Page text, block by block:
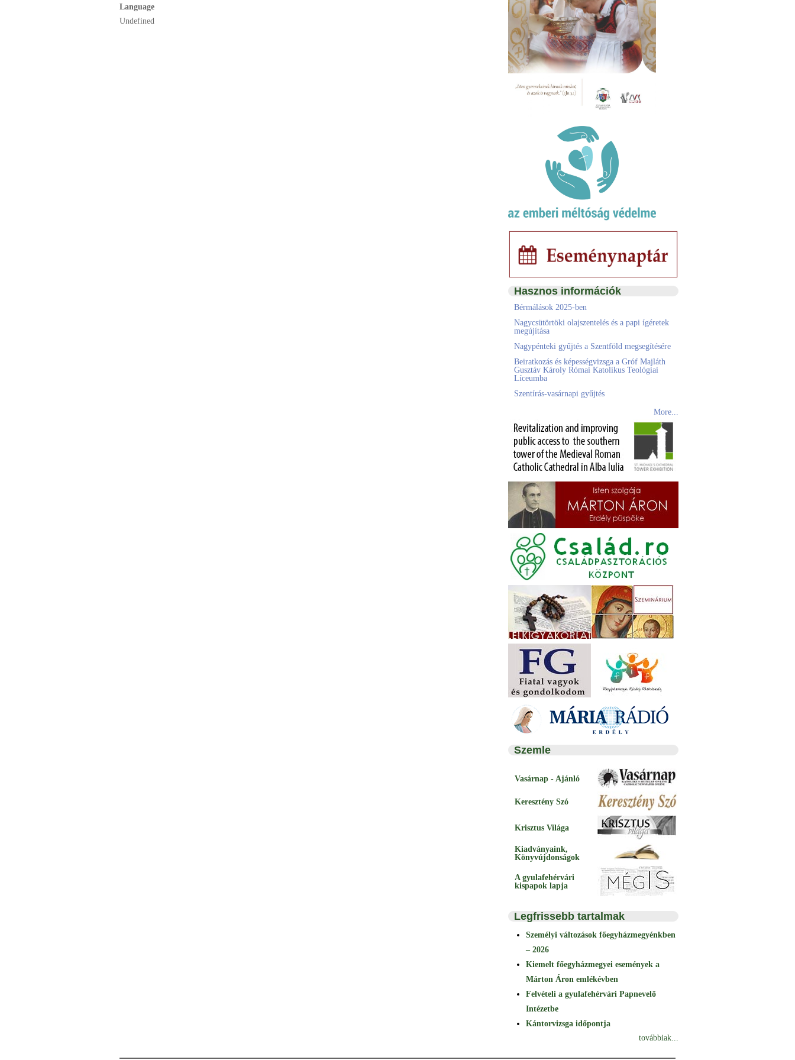
Language
Undefined
Hasznos információk
Bérmálások 2025-ben
Nagycsütörtöki olajszentelés és a papi ígéretek
megújítása
Nagypénteki gyűjtés a Szentföld megsegítésére
Beiratkozás és képességvizsga a Gróf Majláth
Gusztáv Károly Római Katolikus Teológiai
Líceumba
Szentírás-vasárnapi gyűjtés
More...
Szemle
Vasárnap - Ajánló
Keresztény Szó
Krisztus Világa
Kiadványaink,
Könyvújdonságok
A gyulafehérvári
kispapok lapja
Legfrissebb tartalmak
Személyi változások főegyházmegyénkben
– 2026
Kiemelt főegyházmegyei események a
Márton Áron emlékévben
Felvételi a gyulafehérvári Papnevelő
Intézetbe
Kántorvizsga időpontja
továbbiak...